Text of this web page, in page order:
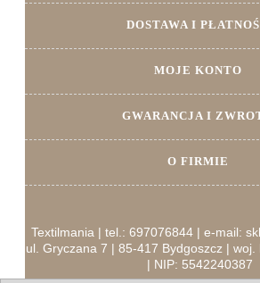
DOSTAWA I
MOJE KONTO
GWARANCJA I
O FIRMIE
Textilmania | tel.: 697076844 | e-mail:
ul. Gryczana 7 | 85-417 Bydgoszcz |
| NIP: 5542240387